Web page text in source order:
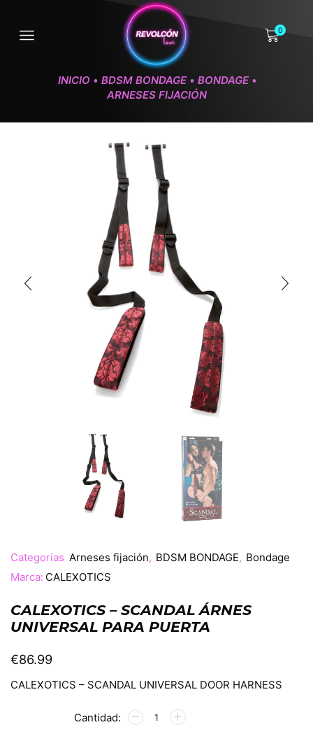
0
INICIO • BDSM BONDAGE • BONDAGE •
ARNESES FIJACIÓN
Categorías Arneses fijación, BDSM BONDAGE, Bondage
Marca: CALEXOTICS
CALEXOTICS – SCANDAL ÁRNES
UNIVERSAL PARA PUERTA
€86.99
CALEXOTICS – SCANDAL UNIVERSAL DOOR HARNESS
Alternative: